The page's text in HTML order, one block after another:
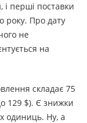
перші поставки
року. Про дату
не
на
складає 75
129 $). Є знижки
одиниць. Ну, а